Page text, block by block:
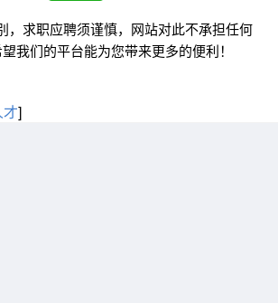
，求职应聘须谨慎，网站对此不承担任何
我们的平台能为您带来更多的便利！
]